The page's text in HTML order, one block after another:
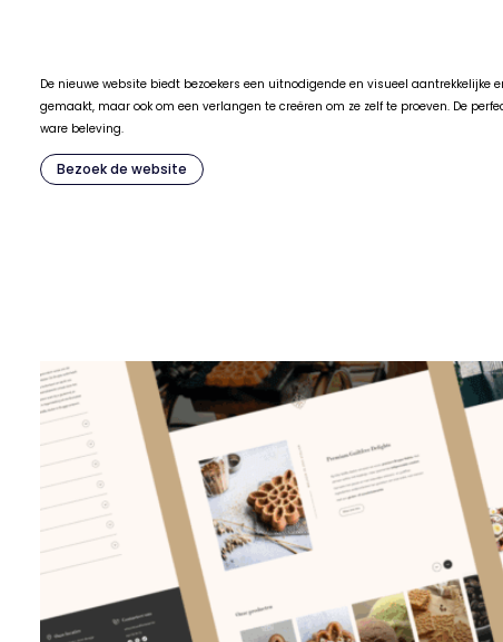
De nieuwe website biedt bezoekers een uitnodigende en visueel
gemaakt, maar ook om een verlangen te creëren om ze zelf te proeven. De
ware beleving.
Bezoek de website